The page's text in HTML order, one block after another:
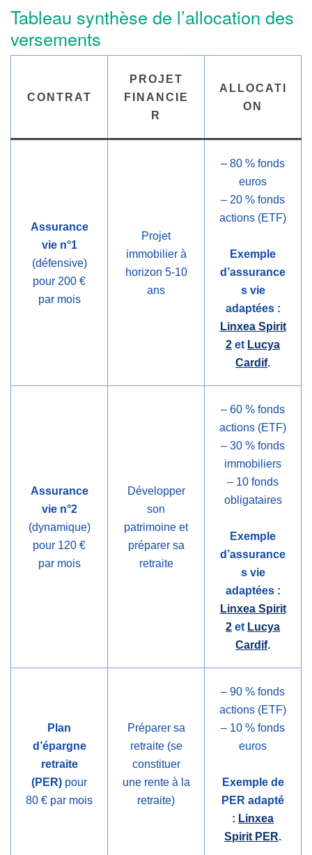
Tableau synthèse de l’allocation des
versements
CONTRAT
PROJET
FINANCIE
R
ALLOCATI
ON
Assurance
vie n°1
(défensive)
pour 200 €
par mois
Projet
immobilier à
horizon 5-10
ans
– 80 % fonds
euros
– 20 % fonds
actions (ETF)
Exemple
d’assurance
s vie
adaptées :
Linxea Spirit
2 et Lucya
Cardif.
Assurance
vie n°2
(dynamique)
pour 120 €
par mois
Développer
son
patrimoine et
préparer sa
retraite
– 60 % fonds
actions (ETF)
– 30 % fonds
immobiliers
– 10 fonds
obligataires
Exemple
d’assurance
s vie
adaptées :
Linxea Spirit
2 et Lucya
Cardif.
Plan
d’épargne
retraite
(PER) pour
80 € par mois
Préparer sa
retraite (se
constituer
une rente à la
retraite)
– 90 % fonds
actions (ETF)
– 10 % fonds
euros
Exemple de
PER adapté
: Linxea
Spirit PER.